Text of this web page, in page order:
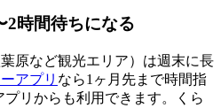
2時間待ちになる
原など観光エリア）は週末に長
アプリ なら1ヶ月先まで時間指
リからも利用できます。くら